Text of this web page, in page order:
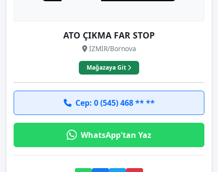
ATO ÇIKMA FAR STOP
İZMİR/Bornova
Mağazaya Git
Cep: 0 (545) 468 ** **
WhatsApp'tan Yaz